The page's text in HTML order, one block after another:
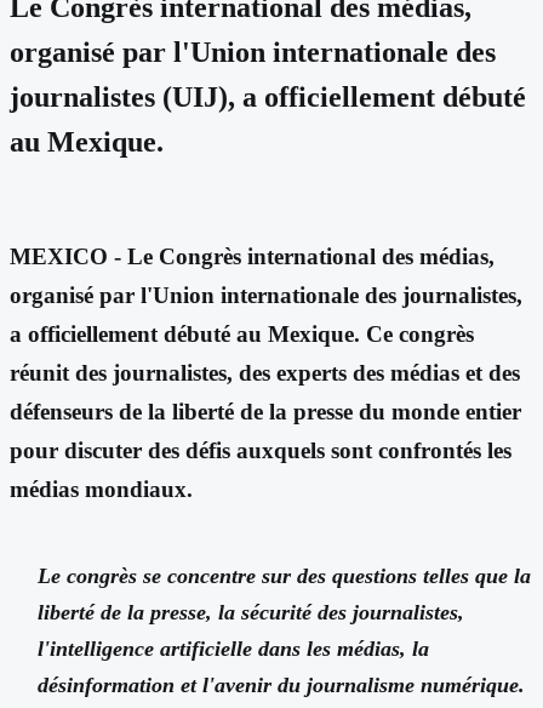
Le Congrès international des médias,
organisé par l'Union internationale des
journalistes (UIJ), a officiellement débuté
au Mexique.
MEXICO - Le Congrès international des médias,
organisé par l'Union internationale des journalistes,
a officiellement débuté au Mexique. Ce congrès
réunit des journalistes, des experts des médias et des
défenseurs de la liberté de la presse du monde entier
pour discuter des défis auxquels sont confrontés les
médias mondiaux.
Le congrès se concentre sur des questions telles que la
liberté de la presse, la sécurité des journalistes,
l'intelligence artificielle dans les médias, la
désinformation et l'avenir du journalisme numérique.